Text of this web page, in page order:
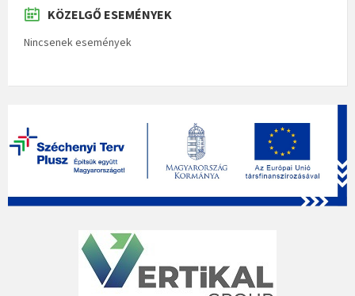
KÖZELGŐ ESEMÉNYEK
Nincsenek események